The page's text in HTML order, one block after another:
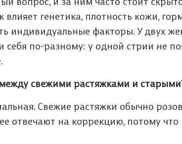
влияет генетика, плотность кожи,
индивидуальные факторы. У двух
себя по-разному: у одной стрии не
свежими растяжками и
Свежие растяжки обычно
отвечают на коррекцию, потому
Обычно
Если нет, то
данных
и даю
данных